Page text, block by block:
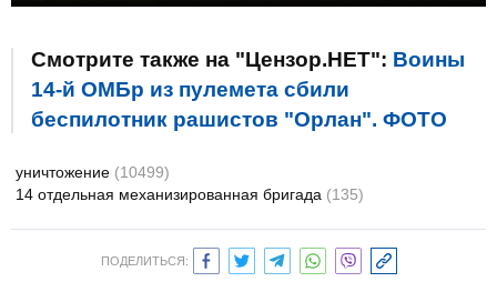
Смотрите также на "Цензор.НЕТ": Воины
14-й ОМБр из пулемета сбили
беспилотник рашистов "Орлан". ФОТО
уничтожение (10499)
14 отдельная механизированная бригада (135)
ПОДЕЛИТЬСЯ: